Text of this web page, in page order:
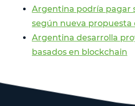
Argentina podría pagar
según nueva propuesta
Argentina desarrolla
basados en blockchain